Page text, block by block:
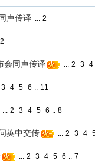
声传译 ... 2
2
会同声传译 ... 2 3 4
3 4 5 6 .. 11
... 2 3 4 5 6 .. 8
英中交传 ... 2 3 4
... 2 3 4 5 6 .. 7